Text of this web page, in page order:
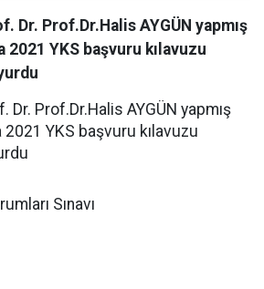
Dr. Prof.Dr.Halis AYGÜN yapmış
2021 YKS başvuru kılavuzu
Dr. Prof.Dr.Halis AYGÜN yapmış
YKS başvuru kılavuzu
Sınavı